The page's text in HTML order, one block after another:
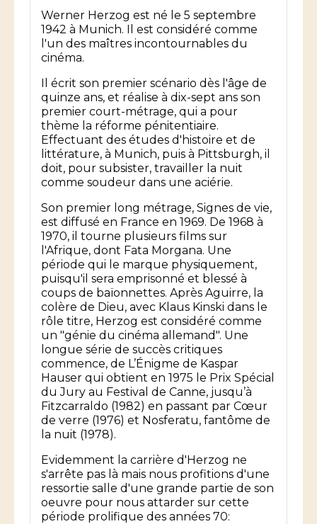
Werner Herzog est né le 5 septembre
1942 à Munich. Il est considéré comme
l'un des maîtres incontournables du
cinéma.
Il écrit son premier scénario dès l'âge de
quinze ans, et réalise à dix-sept ans son
premier court-métrage, qui a pour
thème la réforme pénitentiaire.
Effectuant des études d'histoire et de
littérature, à Munich, puis à Pittsburgh, il
doit, pour subsister, travailler la nuit
comme soudeur dans une aciérie.
Son premier long métrage, Signes de vie,
est diffusé en France en 1969. De 1968 à
1970, il tourne plusieurs films sur
l'Afrique, dont Fata Morgana. Une
période qui le marque physiquement,
puisqu'il sera emprisonné et blessé à
coups de baïonnettes. Après Aguirre, la
colère de Dieu, avec Klaus Kinski dans le
rôle titre, Herzog est considéré comme
un "génie du cinéma allemand". Une
longue série de succès critiques
commence, de L’Énigme de Kaspar
Hauser qui obtient en 1975 le Prix Spécial
du Jury au Festival de Canne, jusqu’à
Fitzcarraldo (1982) en passant par Cœur
de verre (1976) et Nosferatu, fantôme de
la nuit (1978).
Evidemment la carrière d'Herzog ne
s'arrête pas là mais nous profitions d'une
ressortie salle d'une grande partie de son
oeuvre pour nous attarder sur cette
période prolifique des années 70: